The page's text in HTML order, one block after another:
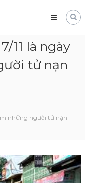
11 là ngày
tử nạn
những người tử nạn